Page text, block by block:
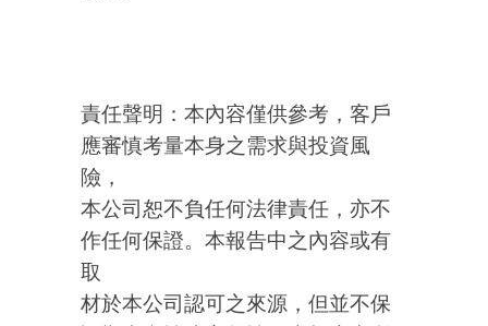
責任聲明：本內容僅供參考，客戶
應審慎考量本身之需求與投資風
險，
本公司恕不負任何法律責任，亦不
作任何保證。本報告中之內容或有
取
材於本公司認可之來源，但並不保